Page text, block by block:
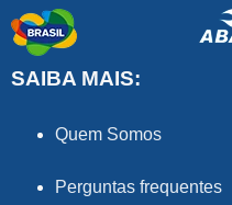
SAIBA MAIS:
Quem Somos
Perguntas frequentes